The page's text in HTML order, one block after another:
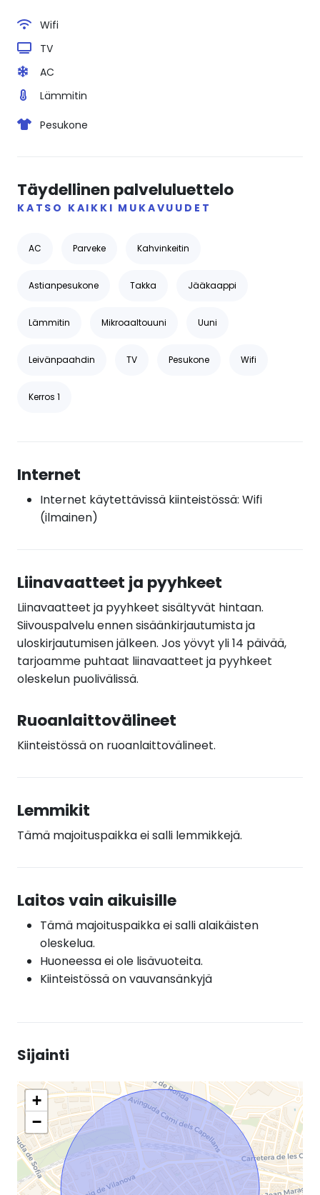
Wifi
TV
AC
Lämmitin
Pesukone
Täydellinen palveluluettelo
KATSO KAIKKI MUKAVUUDET
AC Parveke Kahvinkeitin
Astianpesukone Takka Jääkaappi
Lämmitin Mikroaaltouuni Uuni
Leivänpaahdin TV Pesukone Wifi
Kerros 1
Internet
Internet käytettävissä kiinteistössä: Wifi
(ilmainen)
Liinavaatteet ja pyyhkeet
Liinavaatteet ja pyyhkeet sisältyvät hintaan.
Siivouspalvelu ennen sisäänkirjautumista ja
uloskirjautumisen jälkeen. Jos yövyt yli 14 päivää,
tarjoamme puhtaat liinavaatteet ja pyyhkeet
oleskelun puolivälissä.
Ruoanlaittovälineet
Kiinteistössä on ruoanlaittovälineet.
Lemmikit
Tämä majoituspaikka ei salli lemmikkejä.
Laitos vain aikuisille
Tämä majoituspaikka ei salli alaikäisten
oleskelua.
Huoneessa ei ole lisävuoteita.
Kiinteistössä on vauvansänkyjä
Sijainti
+
−